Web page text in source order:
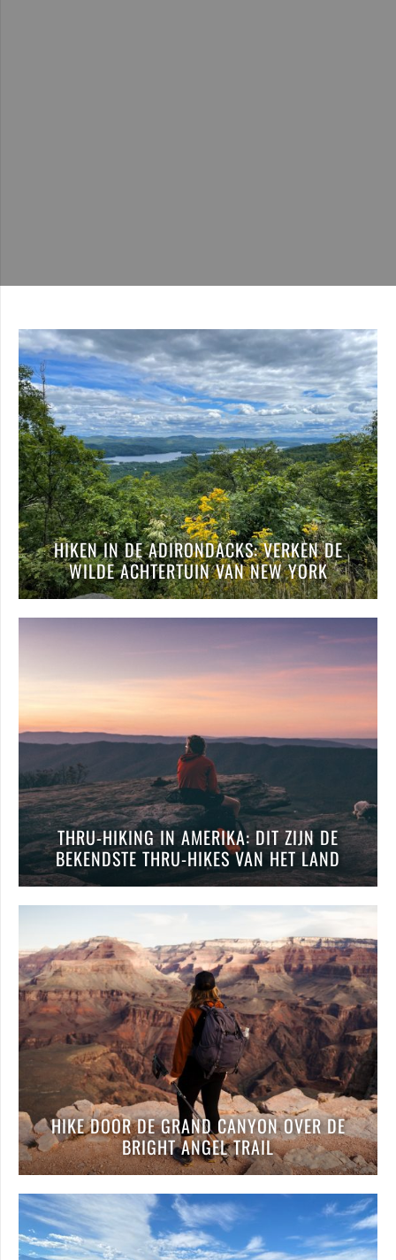
HIKEN IN DE ADIRONDACKS: VERKEN DE
WILDE ACHTERTUIN VAN NEW YORK
THRU-HIKING IN AMERIKA: DIT ZIJN DE
BEKENDSTE THRU-HIKES VAN HET LAND
HIKE DOOR DE GRAND CANYON OVER DE
BRIGHT ANGEL TRAIL